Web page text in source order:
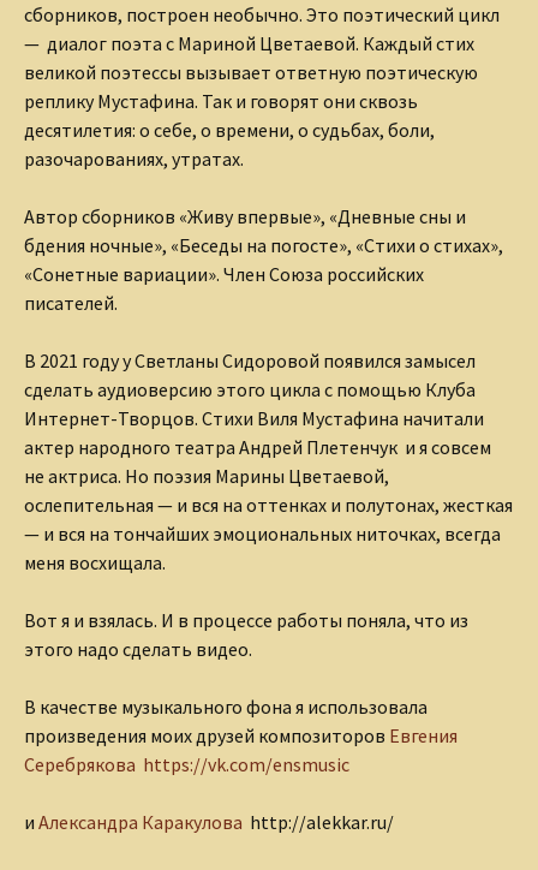
сборников, построен необычно. Это поэтический цикл
— диалог поэта с Мариной Цветаевой. Каждый стих
великой поэтессы вызывает ответную поэтическую
реплику Мустафина. Так и говорят они сквозь
десятилетия: о себе, о времени, о судьбах, боли,
разочарованиях, утратах.
Автор сборников «Живу впервые», «Дневные сны и
бдения ночные», «Беседы на погосте», «Стихи о стихах»,
«Сонетные вариации». Член Союза российских
писателей.
В 2021 году у Светланы Сидоровой появился замысел
сделать аудиоверсию этого цикла с помощью Клуба
Интернет-Творцов. Стихи Виля Мустафина начитали
актер народного театра Андрей Плетенчук и я совсем
не актриса. Но поэзия Марины Цветаевой,
ослепительная — и вся на оттенках и полутонах, жесткая
— и вся на тончайших эмоциональных ниточках, всегда
меня восхищала.
Вот я и взялась. И в процессе работы поняла, что из
этого надо сделать видео.
В качестве музыкального фона я использовала
произведения моих друзей композиторов Евгения
Серебрякова https://vk.com/ensmusic
и Александра Каракулова http://alekkar.ru/